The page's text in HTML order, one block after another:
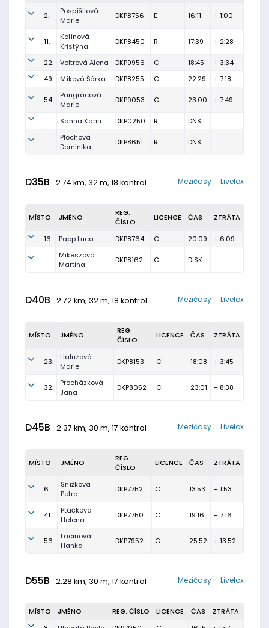
2.
Pospíšilová
Marie
DKP8756 E 16:11 + 1:00
11.
Kolínová
Kristýna
DKP8450 R 17:39 + 2:28
22. Voltrová Alena DKP9956 C 18:45
+ 3:34
49.
Míková Šárka DKP8255 C 22:29 + 7:18
54.
Pangrácová
Marie
DKP9053 C 23:00 + 7:49
Sanna Karin DKP0250 R
DNS
Plochová
Dominika
DKP8651 R DNS
D35B 2.74 km, 32 m, 18 kontrol Livelox
Mezičasy
MÍSTO JMÉNO
REG.
ČÍSLO
LICENCE ČAS ZTRÁTA
16. Papp Luca DKP8764 C 20:09
+ 6:09
Mikeszová
Martina
DKP8162 C DISK
D40B 2.72 km, 32 m, 18 kontrol Livelox
Mezičasy
MÍSTO JMÉNO
REG.
ČÍSLO
LICENCE ČAS ZTRÁTA
23.
Haluzová
Marie
DKP8153 C 18:08 + 3:45
32.
Procházková
Jana
DKP8052 C 23:01 + 8:38
D45B 2.37 km, 30 m, 17 kontrol Livelox
Mezičasy
MÍSTO JMÉNO
REG.
ČÍSLO
LICENCE ČAS ZTRÁTA
6.
Snížková
Petra
DKP7752 C 13:53 + 1:53
41.
Ptáčková
Helena
DKP7750 C 19:16 + 7:16
56.
Lacinová
Hanka
DKP7952 C 25:52 + 13:52
D55B 2.28 km, 30 m, 17 kontrol Livelox
Mezičasy
MÍSTO JMÉNO REG. ČÍSLO LICENCE ČAS
ZTRÁTA